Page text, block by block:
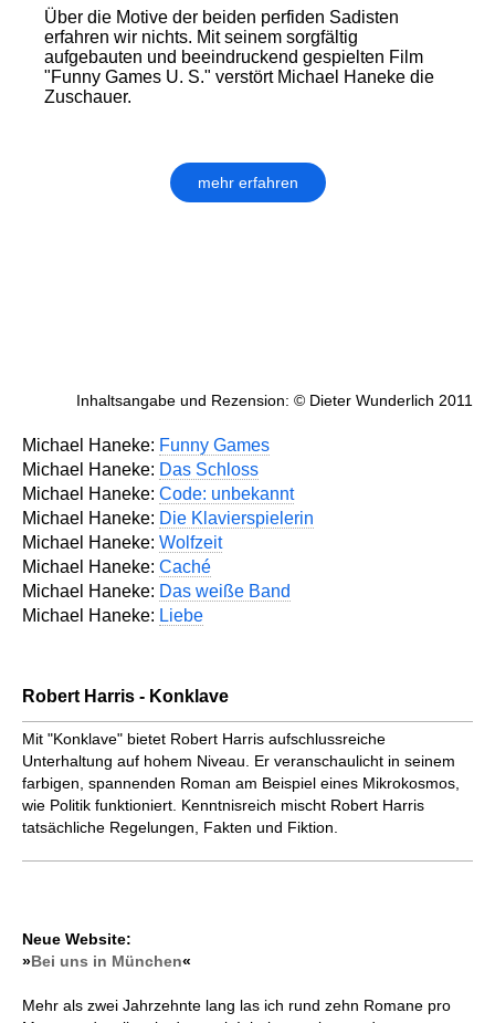
Über die Motive der beiden perfiden Sadisten
erfahren wir nichts. Mit seinem sorgfältig
aufgebauten und beeindruckend gespielten Film
"Funny Games U. S." verstört Michael Haneke die
Zuschauer.
mehr erfahren
Inhaltsangabe und Rezension: © Dieter Wunderlich 2011
Michael Haneke: Funny Games
Michael Haneke: Das Schloss
Michael Haneke: Code: unbekannt
Michael Haneke: Die Klavierspielerin
Michael Haneke: Wolfzeit
Michael Haneke: Caché
Michael Haneke: Das weiße Band
Michael Haneke: Liebe
Robert Harris - Konklave
Mit "Konklave" bietet Robert Harris aufschlussreiche
Unterhaltung auf hohem Niveau. Er veranschaulicht in seinem
farbigen, spannenden Roman am Beispiel eines Mikrokosmos,
wie Politik funktioniert. Kenntnisreich mischt Robert Harris
tatsächliche Regelungen, Fakten und Fiktion.
Neue Website:
»Bei uns in München«
Mehr als zwei Jahrzehnte lang las ich rund zehn Romane pro